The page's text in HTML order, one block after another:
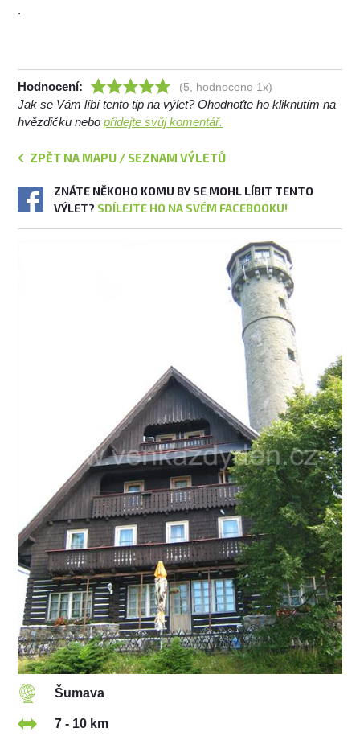
.
Hodnocení: (5, hodnoceno 1x)
Jak se Vám líbí tento tip na výlet? Ohodnoťte ho kliknutím na
hvězdičku nebopřidejte svůj komentář.
ZPĚT NA MAPU / SEZNAM VÝLETŮ
ZNÁTE NĚKOHO KOMU BY SE MOHL LÍBIT TENTO
VÝLET? SDÍLEJTE HO NA SVÉM FACEBOOKU!
Šumava
7 - 10 km